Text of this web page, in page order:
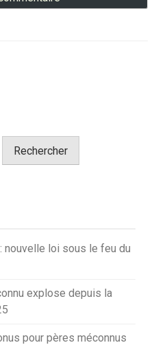
Rechercher
nouvelle loi sous le feu du
explose depuis la
pour pères méconnus